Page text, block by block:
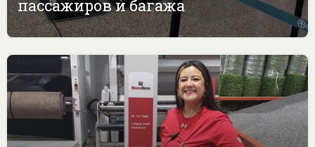
пассажиров и багажа